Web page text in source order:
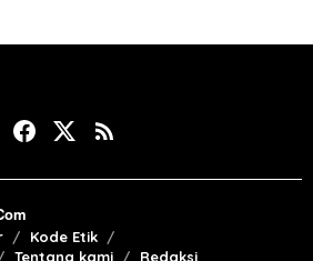
Kode Etik
Tentang kami Redaksi